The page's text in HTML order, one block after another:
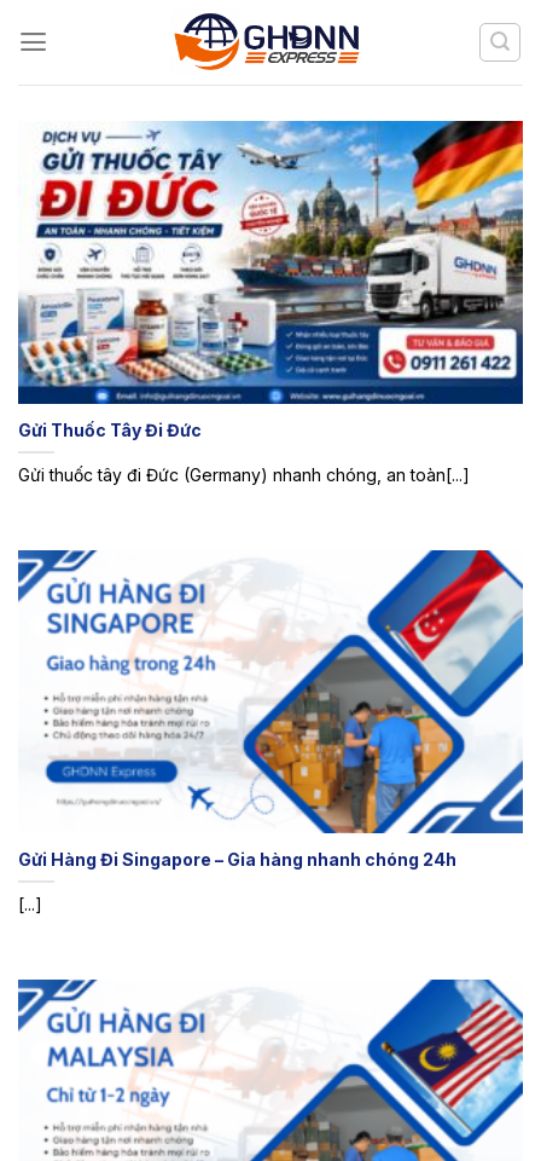
Gửi Thuốc Tây Đi Đức
Gửi thuốc tây đi Đức (Germany) nhanh chóng, an toàn[...]
Gửi Hàng Đi Singapore – Gia hàng nhanh chóng 24h
[...]